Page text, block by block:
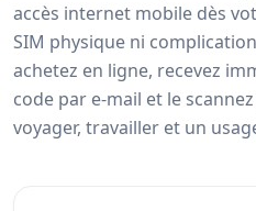
accès internet mobile dès
SIM physique ni
achetez en ligne, recevez
code par e-mail et le
voyager, travailler et un